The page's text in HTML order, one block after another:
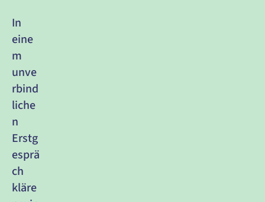
In
eine
m
unve
rbind
liche
n
Erstg
esprä
ch
kläre